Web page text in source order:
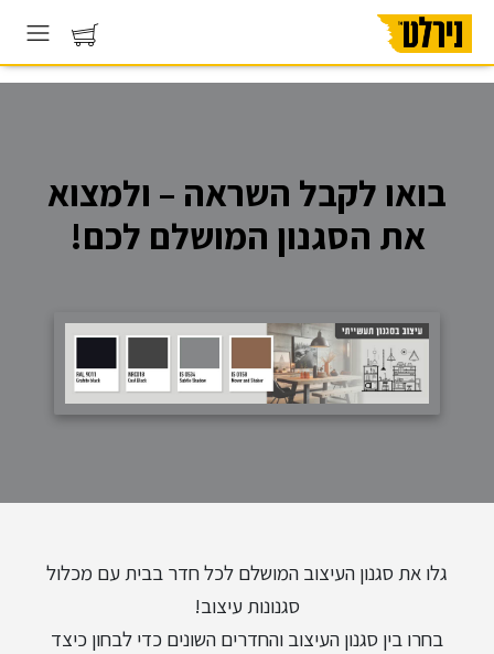
בואו לקבל השראה – ולמצוא
את הסגנון המושלם לכם!
גלו את סגנון העיצוב המושלם לכל חדר בבית עם מכלול
סגנונות עיצוב!
בחרו בין סגנון העיצוב והחדרים השונים כדי לבחון כיצד